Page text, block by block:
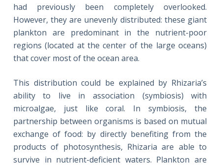
had previously been completely overlooked.
However, they are unevenly distributed: these giant
plankton are predominant in the nutrient-poor
regions (located at the center of the large oceans)
that cover most of the ocean area.
This distribution could be explained by Rhizaria’s
ability to live in association (symbiosis) with
microalgae, just like coral. In symbiosis, the
partnership between organisms is based on mutual
exchange of food: by directly benefiting from the
products of photosynthesis, Rhizaria are able to
survive in nutrient-deficient waters. Plankton are